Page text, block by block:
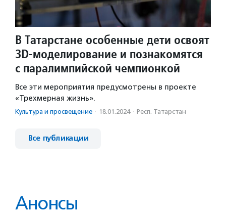
В Татарстане особенные дети освоят
3D-моделирование и познакомятся
с паралимпийской чемпионкой
Все эти мероприятия предусмотрены в проекте
«Трехмерная жизнь».
Культура и просвещение · 18.01.2024 · Респ. Татарстан
Все публикации
Анонсы